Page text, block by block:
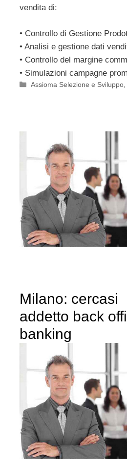
vendita di:
• Controllo di Gestione
• Analisi e gestione dati
• Controllo del margine
• Simulazioni campagne
Categorie
Assioma Selezione e Sviluppo
Milano: cercasi
addetto back
banking